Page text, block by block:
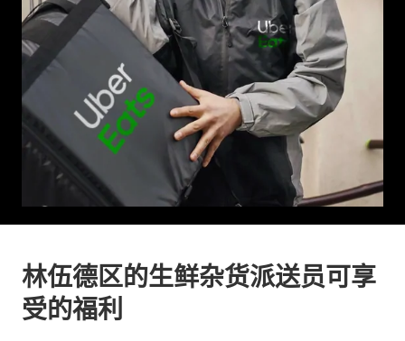
林伍德区的生鲜杂货派送员可享
受的福利